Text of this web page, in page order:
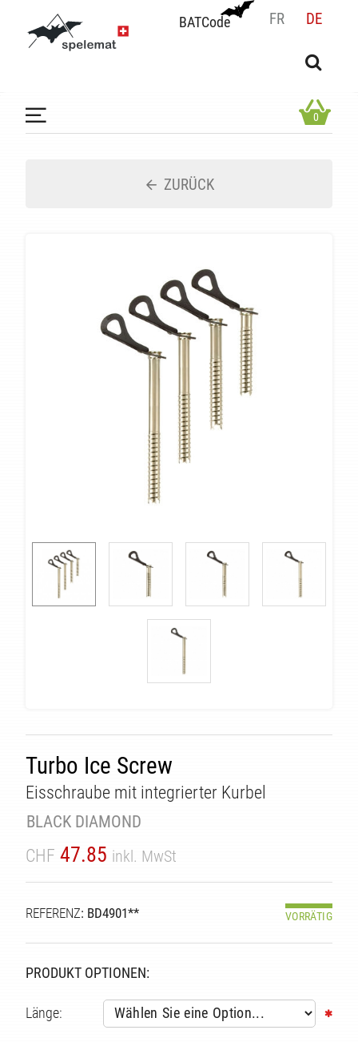
BATCode FR DE
BATCode
OK
0
ZURÜCK
Turbo Ice Screw
Eisschraube mit integrierter Kurbel
BLACK DIAMOND
CHF 47.85 inkl. MwSt
REFERENZ: BD4901** VORRÄTIG
PRODUKT OPTIONEN:
Länge: